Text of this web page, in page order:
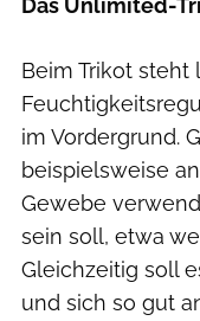
Beim Trikot steht
im Vordergrund.
beispielsweise
Gewebe
sein soll, etwa
Gleichzeitig soll
und sich so gut